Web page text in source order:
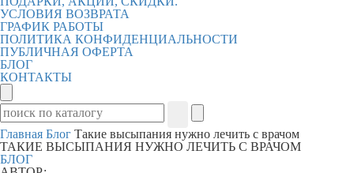
УСЛОВИЯ ВОЗВРАТА
ГРАФИК РАБОТЫ
ПОЛИТИКА КОНФИДЕНЦИАЛЬНОСТИ
ПУБЛИЧНАЯ ОФЕРТА
БЛОГ
КОНТАКТЫ
Главная Блог Такие высыпания нужно лечить с врачом
ТАКИЕ ВЫСЫПАНИЯ НУЖНО ЛЕЧИТЬ С ВРАЧОМ
БЛОГ